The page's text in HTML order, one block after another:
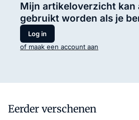
Mijn artikeloverzicht kan
gebruikt worden als je
Log in
of maak een account aan
Eerder verschenen